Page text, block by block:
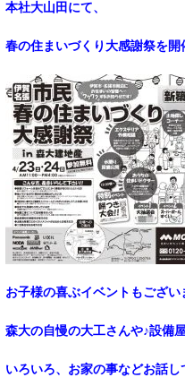
本社大山田にて、
春の住まいづくり大感謝祭を開
お子様の喜ぶイベントもござ
森大の自慢の大工さんや♪設備
いろいろ、お家の事などお話し